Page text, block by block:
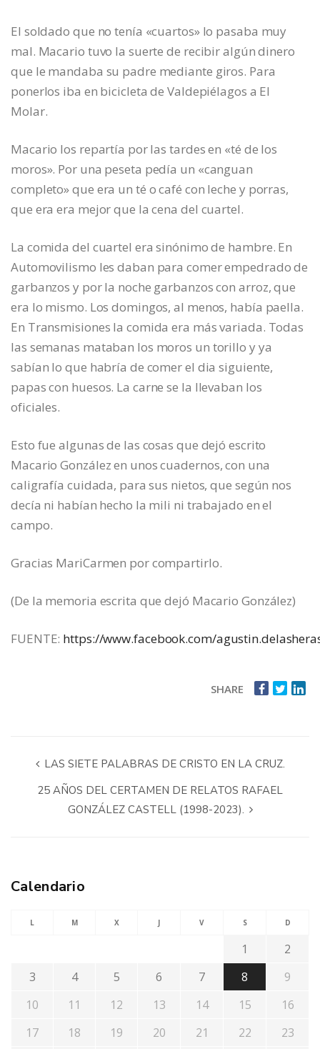
El soldado que no tenía «cuartos» lo pasaba muy
mal. Macario tuvo la suerte de recibir algún dinero
que le mandaba su padre mediante giros. Para
ponerlos iba en bicicleta de Valdepiélagos a El
Molar.
Macario los repartía por las tardes en «té de los
moros». Por una peseta pedía un «canguan
completo» que era un té o café con leche y porras,
que era era mejor que la cena del cuartel.
La comida del cuartel era sinónimo de hambre. En
Automovilismo les daban para comer empedrado de
garbanzos y por la noche garbanzos con arroz, que
era lo mismo. Los domingos, al menos, había paella.
En Transmisiones la comida era más variada. Todas
las semanas mataban los moros un torillo y ya
sabían lo que habría de comer el dia siguiente,
papas con huesos. La carne se la llevaban los
oficiales.
Esto fue algunas de las cosas que dejó escrito
Macario González en unos cuadernos, con una
caligrafía cuidada, para sus nietos, que según nos
decía ni habían hecho la mili ni trabajado en el
campo.
Gracias MariCarmen por compartirlo.
(De la memoria escrita que dejó Macario González)
FUENTE: https://www.facebook.com/
SHARE
LAS SIETE PALABRAS DE CRISTO EN LA CRUZ.
25 AÑOS DEL CERTAMEN DE RELATOS RAFAEL
GONZÁLEZ CASTELL (1998-2023).
Calendario
L M X J V S D
1
2
3
4 5 6 7 8
9
10
11 12 13 14 15
16
17
18 19 20 21 22
23